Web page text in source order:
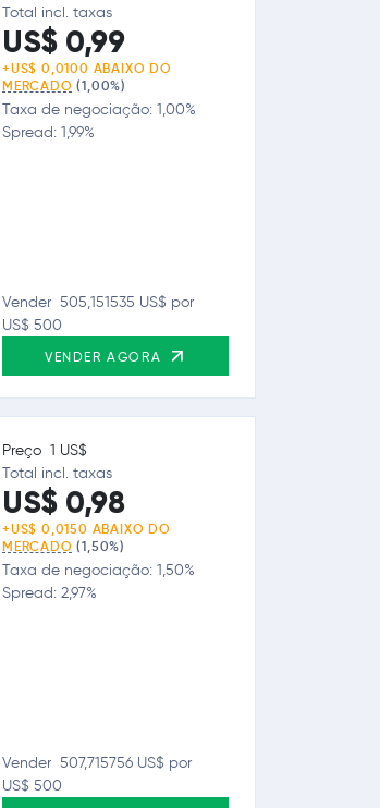
Total incl. taxas
US$ 0,99
+US$ 0,0100 ABAIXO DO
MERCADO (1,00%)
Taxa de negociação: 1,00%
Spread: 1,99%
Vender 505,151535 US$ por
US$ 500
VENDER AGORA
Preço 1 US$
Total incl. taxas
US$ 0,98
+US$ 0,0150 ABAIXO DO
MERCADO (1,50%)
Taxa de negociação: 1,50%
Spread: 2,97%
Vender 507,715756 US$ por
US$ 500